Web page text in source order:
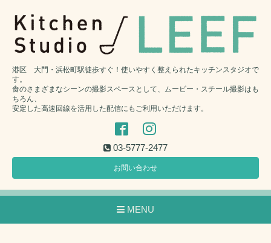
港区 大門・浜松町駅徒歩すぐ！使いやすく整えられたキッチンスタジオで
す。
食のさまざまなシーンの撮影スペースとして、ムービー・スチール撮影はも
ちろん、
安定した高速回線を活用した配信にもご利用いただけます。
03-5777-2477
お問い合わせ
MENU